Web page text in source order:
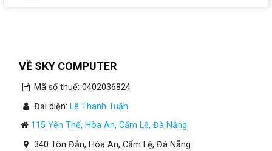
VỀ SKY COMPUTER
Mã số thuế: 0402036824
Đại diện: Lê Thanh Tuấn
115 Yên Thế, Hòa An, Cẩm Lệ, Đà Nẵng
340 Tôn Đản, Hòa An, Cẩm Lệ, Đà Nẵng